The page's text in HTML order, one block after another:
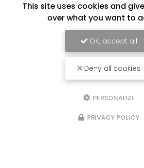
This site uses cookies and
over what you want to
OK, accept all
Deny all cookies
PERSONALIZE
PRIVACY POLICY